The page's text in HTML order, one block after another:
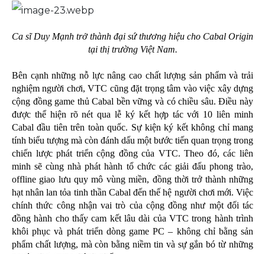
Ca sĩ Duy Mạnh trở thành đại sứ thương hiệu cho Cabal Origin
tại thị trường Việt Nam.
Bên cạnh những nỗ lực nâng cao chất lượng sản phẩm và trải
nghiệm người chơi, VTC cũng đặt trọng tâm vào việc xây dựng
cộng đồng game thủ Cabal bền vững và có chiều sâu. Điều này
được thể hiện rõ nét qua lễ ký kết hợp tác với 10 liên minh
Cabal đầu tiên trên toàn quốc. Sự kiện ký kết không chỉ mang
tính biểu tượng mà còn đánh dấu một bước tiến quan trọng trong
chiến lược phát triển cộng đồng của VTC. Theo đó, các liên
minh sẽ cùng nhà phát hành tổ chức các giải đấu phong trào,
offline giao lưu quy mô vùng miền, đồng thời trở thành những
hạt nhân lan tỏa tinh thần Cabal đến thế hệ người chơi mới. Việc
chính thức công nhận vai trò của cộng đồng như một đối tác
đồng hành cho thấy cam kết lâu dài của VTC trong hành trình
khôi phục và phát triển dòng game PC – không chỉ bằng sản
phẩm chất lượng, mà còn bằng niềm tin và sự gắn bó từ những